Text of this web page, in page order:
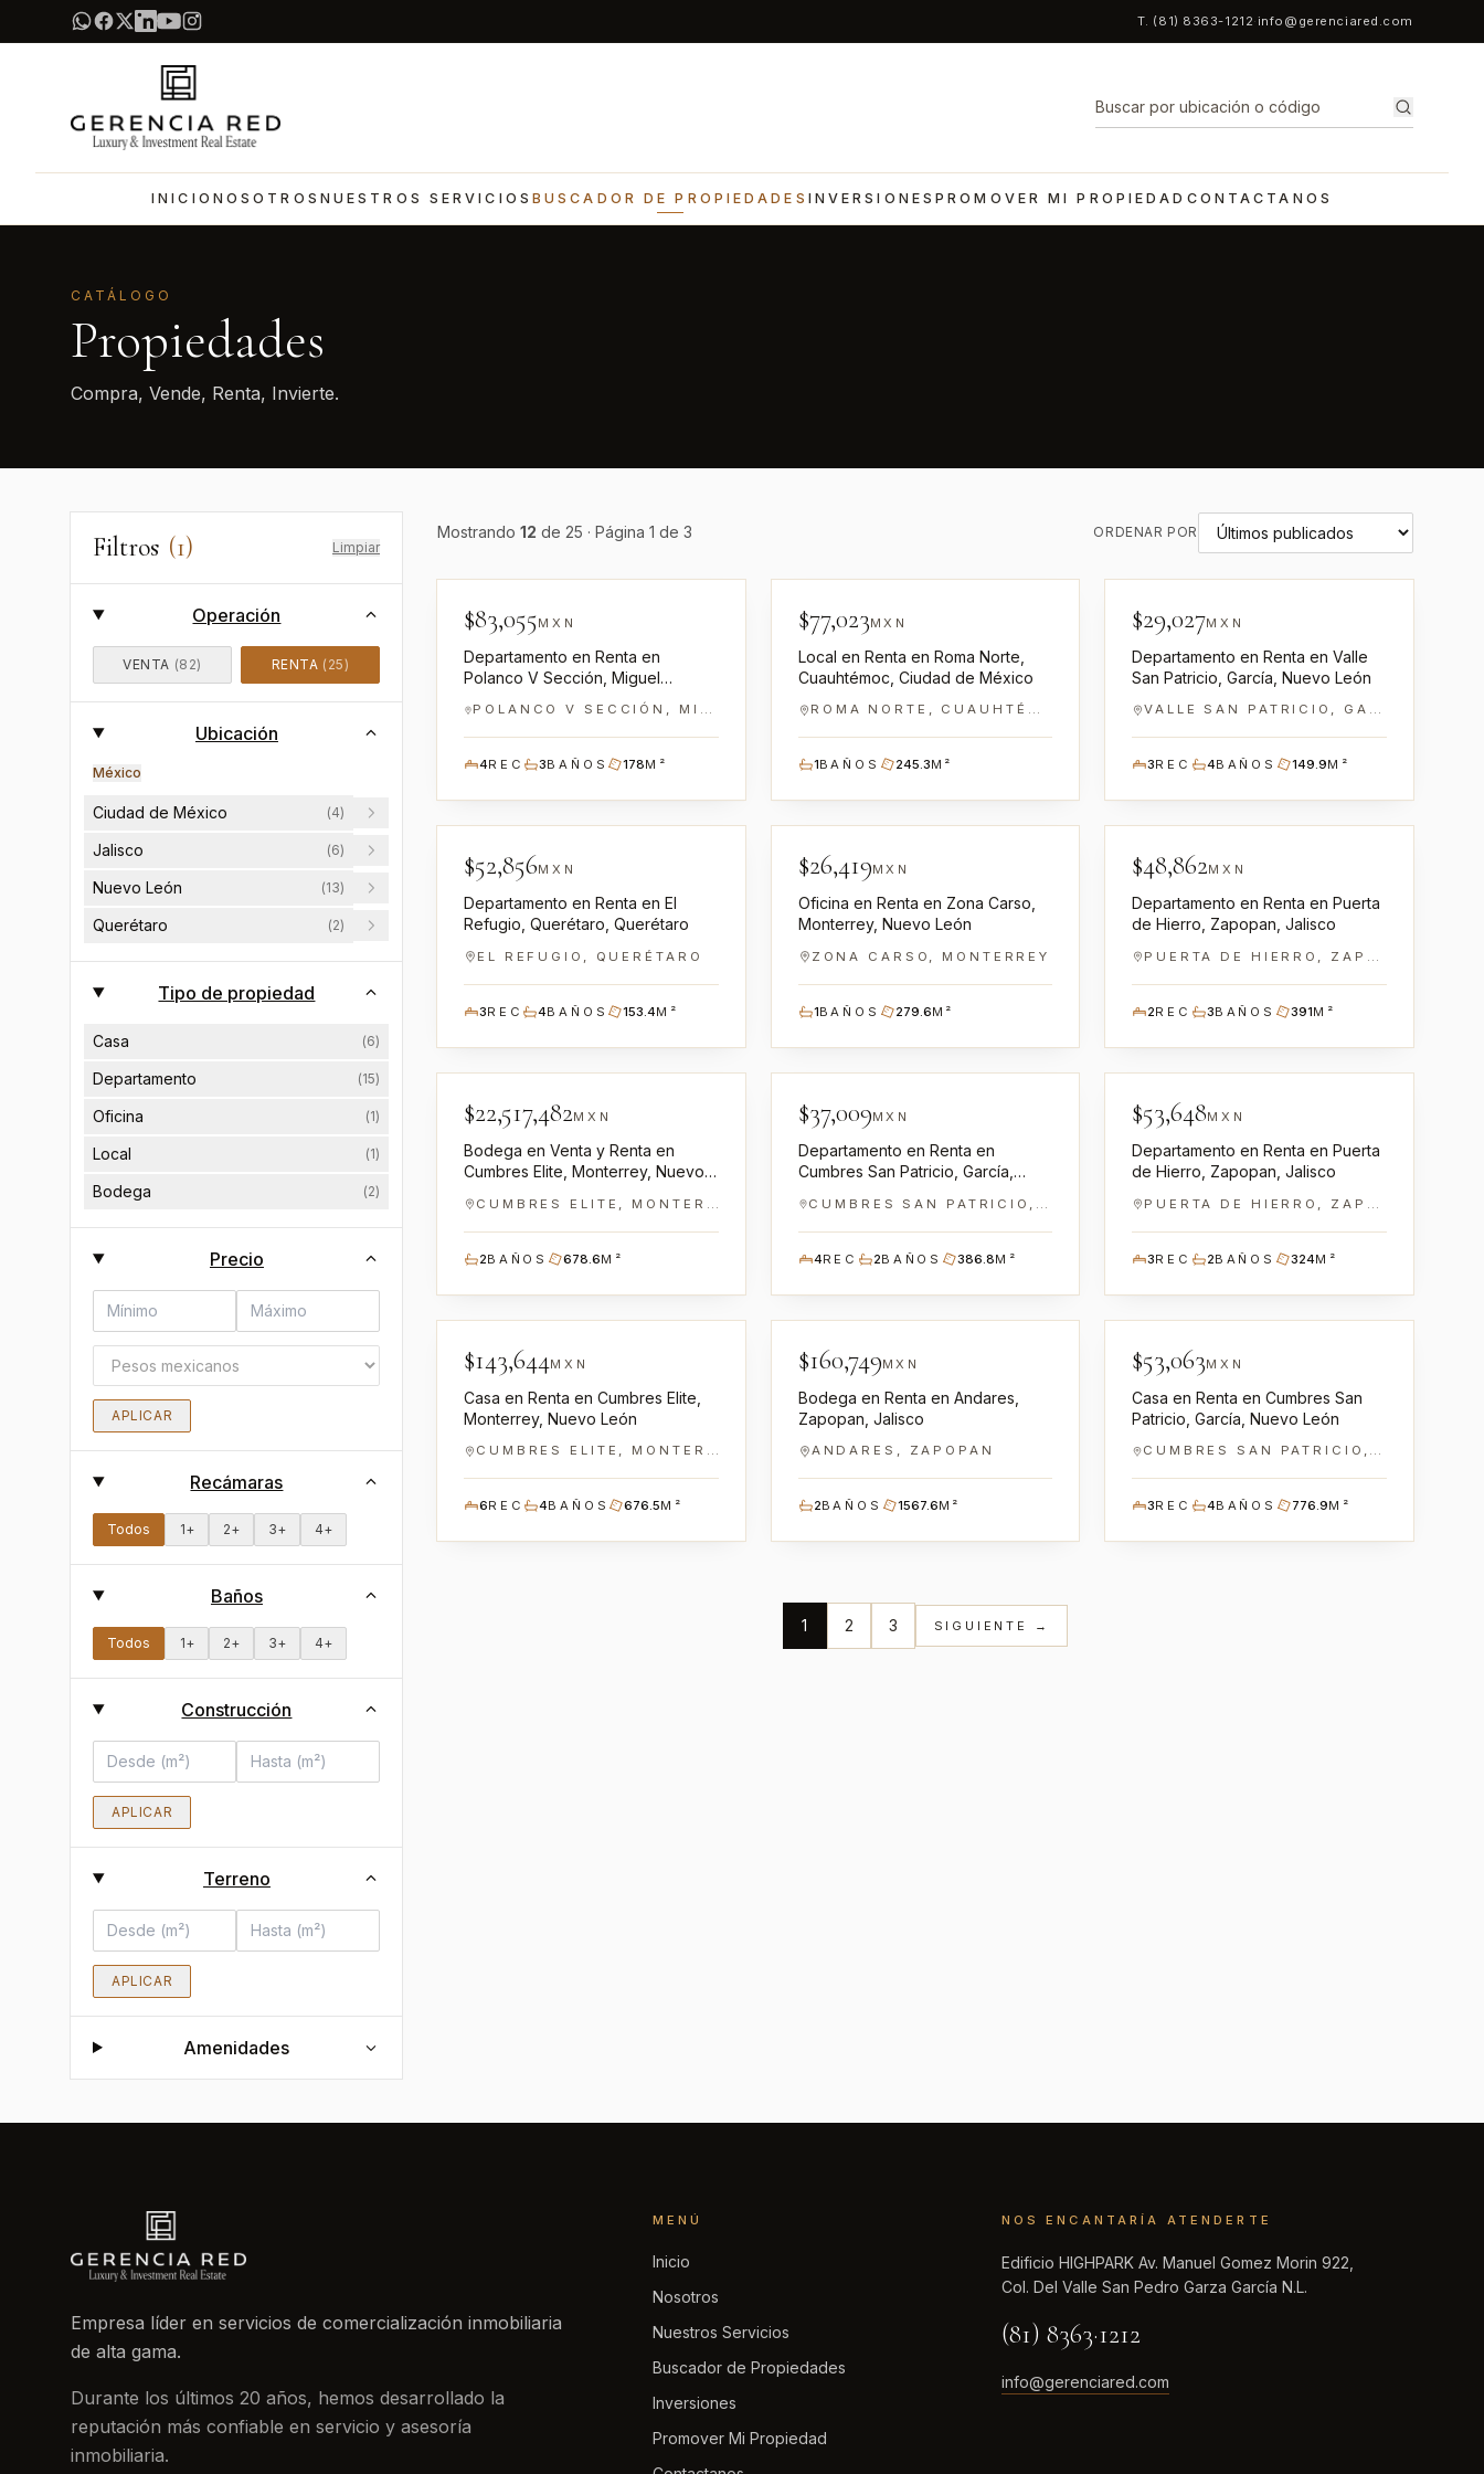
T. (81) 8363-1212·info@gerenciared.com
INICIO NOSOTROS NUESTROS SERVICIOS BUSCADOR DE PROPIEDADES INVERSIONESPROMOVER MI PROPIEDAD CONTACTANOS
CATÁLOGO
Propiedades
Compra, Vende, Renta, Invierte.
Filtros (1) Limpiar
Operación
VENTA (82) RENTA ( 25)
Ubicación
México
Ciudad de México (4)
Jalisco (6)
Nuevo León (13)
Querétaro (2)
Tipo de propiedad
Casa (6)
Departamento (15)
Oficina (1)
Local (1)
Bodega (2)
Precio
APLICAR
Recámaras
Todos 1+ 2+ 3+ 4+
Baños
Todos 1+ 2+ 3+ 4+
Construcción
APLICAR
Terreno
APLICAR
Amenidades
Mostrando 12 de 25 · Página 1 de 3 ORDENAR POR
EN RENTA
$83,055MXN
Departamento en Renta en
Polanco V Sección, Miguel
Hidalgo, Ciudad de México
POLANCO V SECCIÓN, MIGUEL HIDALGO
4REC 3BAÑOS 178M²
EN RENTA
$77,023MXN
Local en Renta en Roma Norte,
Cuauhtémoc, Ciudad de México
ROMA NORTE, CUAUHTÉMOC
1BAÑOS 245.3M²
EN RENTA
NN-GR0100025
$29,027MXN
Departamento en Renta en Valle
San Patricio, García, Nuevo León
VALLE SAN PATRICIO, GARCÍA
3REC 4BAÑOS 149.9M²
EN RENTA
NN-GR0100050
$52,856MXN
Departamento en Renta en El
Refugio, Querétaro, Querétaro
EL REFUGIO, QUERÉTARO
3REC 4BAÑOS 153.4M²
EN RENTA
NN-GR0100083
$26,419MXN
Oficina en Renta en Zona Carso,
Monterrey, Nuevo León
ZONA CARSO, MONTERREY
1BAÑOS 279.6M²
EN RENTA
NN-GR0100040
$48,862MXN
Departamento en Renta en Puerta
de Hierro, Zapopan, Jalisco
PUERTA DE HIERRO, ZAPOPAN
2REC 3BAÑOS 391M²
VENTA · RENTA
NN-GR0100021
$22,517,482MXN
Bodega en Venta y Renta en
Cumbres Elite, Monterrey, Nuevo
2BAÑOS 678.6M²
EN RENTA
NN-GR0100087
$37,009MXN
Departamento en Renta en
Cumbres San Patricio, García,
4REC 2BAÑOS 386.8M²
EN RENTA
NN-GR0100041
$53,648MXN
Departamento en Renta en Puerta
de Hierro, Zapopan, Jalisco
3REC 2BAÑOS 324M²
EN RENTA
NN-GR0100028
$143,644MXN
Casa en Renta en Cumbres Elite,
Monterrey, Nuevo León
CUMBRES ELITE, MONTERREY
6REC 4BAÑOS 676.5M²
EN RENTA
NN-GR0100039
$160,749MXN
Bodega en Renta en Andares,
Zapopan, Jalisco
ANDARES, ZAPOPAN
2BAÑOS 1567.6M²
EN RENTA
NN-GR0100013
$53,063MXN
Casa en Renta en Cumbres San
Patricio, García, Nuevo León
CUMBRES SAN PATRICIO, GARCÍA
3REC 4BAÑOS 776.9M²
1 2 3 SIGUIENTE →
Empresa líder en servicios de comercialización inmobiliaria
de alta gama.
Durante los últimos 20 años, hemos desarrollado la
reputación más confiable en servicio y asesoría
inmobiliaria.
MENÚ
Inicio
Nosotros
Nuestros Servicios
Buscador de Propiedades
Inversiones
Promover Mi Propiedad
NOS ENCANTARÍA ATENDERTE
Edificio HIGHPARK Av. Manuel Gomez Morin 922,
Col. Del Valle San Pedro Garza García N.L.
(81) 8363·1212
info@gerenciared.com